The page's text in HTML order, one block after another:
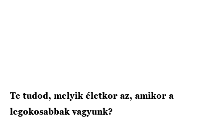
Te tudod, melyik életkor az, amikor a
legokosabbak vagyunk?